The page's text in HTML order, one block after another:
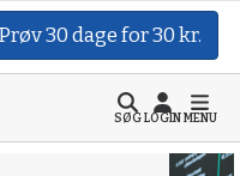
Prøv 30 dage for 30 kr.
SØGLOGINMENU